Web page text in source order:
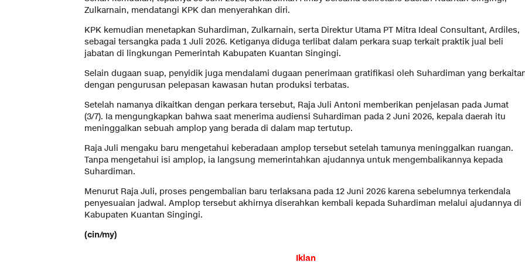
Zulkarnain, mendatangi KPK dan menyerahkan diri.
KPK kemudian menetapkan Suhardiman, Zulkarnain, serta Direktur Utama PT Mitra Ideal Consultant, Ardiles,
sebagai tersangka pada 1 Juli 2026. Ketiganya diduga terlibat dalam perkara suap terkait praktik jual beli
jabatan di lingkungan Pemerintah Kabupaten Kuantan Singingi.
Selain dugaan suap, penyidik juga mendalami dugaan penerimaan gratifikasi oleh Suhardiman yang
dengan pengurusan pelepasan kawasan hutan produksi terbatas.
Setelah namanya dikaitkan dengan perkara tersebut, Raja Juli Antoni memberikan penjelasan pada Jumat
(3/7). Ia mengungkapkan bahwa saat menerima audiensi Suhardiman pada 2 Juni 2026, kepala daerah itu
meninggalkan sebuah amplop yang berada di dalam map tertutup.
Raja Juli mengaku baru mengetahui keberadaan amplop tersebut setelah tamunya meninggalkan ruangan.
Tanpa mengetahui isi amplop, ia langsung memerintahkan ajudannya untuk mengembalikannya kepada
Suhardiman.
Menurut Raja Juli, proses pengembalian baru terlaksana pada 12 Juni 2026 karena sebelumnya terkendala
penyesuaian jadwal. Amplop tersebut akhirnya diserahkan kembali kepada Suhardiman melalui ajudannya di
Kabupaten Kuantan Singingi.
(cin/my)
Iklan